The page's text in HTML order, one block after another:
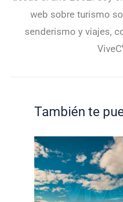
web sobre turismo
senderismo y viajes,
También te